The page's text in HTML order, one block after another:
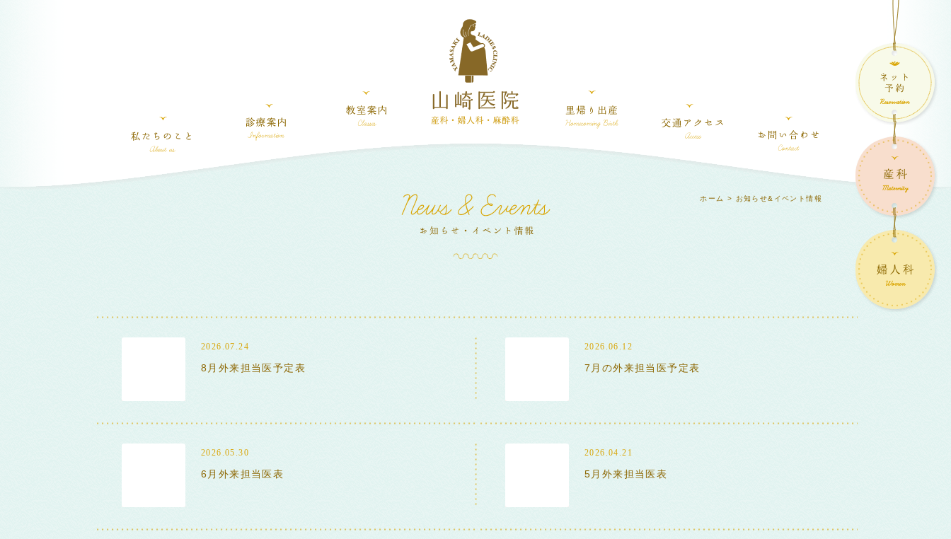
ホーム > お知らせ&イベント情報
2026.07.24
8月外来担当医予定表
2026.06.12
7月の外来担当医予定表
2026.05.30
6月外来担当医表
2026.04.21
5月外来担当医表